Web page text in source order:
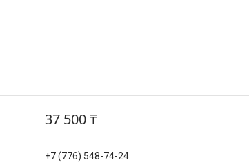
37 500 ₸
+7 (776) 548-74-24